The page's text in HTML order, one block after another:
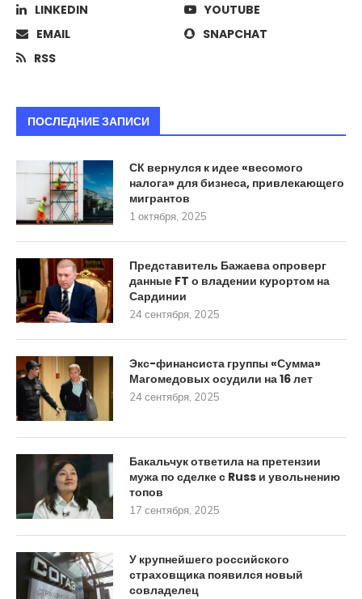
LINKEDIN
YOUTUBE
EMAIL
SNAPCHAT
RSS
ПОСЛЕДНИЕ ЗАПИСИ
СК вернулся к идее «весомого
налога» для бизнеса, привлекающего
мигрантов
1 октября, 2025
Представитель Бажаева опроверг
данные FT о владении курортом на
Сардинии
24 сентября, 2025
Экс-финансиста группы «Сумма»
Магомедовых осудили на 16 лет
24 сентября, 2025
Бакальчук ответила на претензии
мужа по сделке с Russ и увольнению
топов
17 сентября, 2025
У крупнейшего российского
страховщика появился новый
совладелец